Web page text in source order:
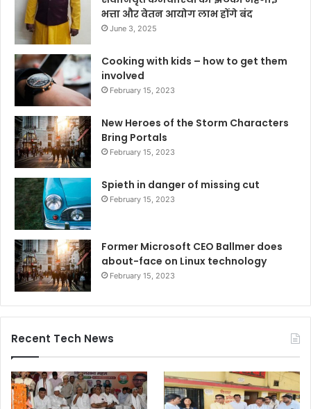
भत्ता और वेतन आयोग लाभ होंगे बंद
June 3, 2025
Cooking with kids – how to get them
involved
February 15, 2023
New Heroes of the Storm Characters
Bring Portals
February 15, 2023
Spieth in danger of missing cut
February 15, 2023
Former Microsoft CEO Ballmer does
about-face on Linux technology
February 15, 2023
Recent Tech News